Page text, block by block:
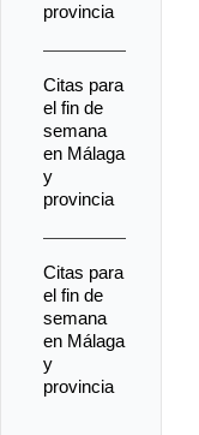
provincia
Citas para
el fin de
semana
en Málaga
y
provincia
Citas para
el fin de
semana
en Málaga
y
provincia